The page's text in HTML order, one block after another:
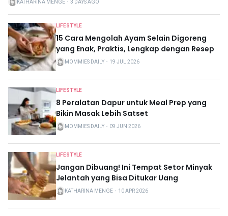
KATHARINA MENGE ・ 3 DAYS AGO
LIFESTYLE
15 Cara Mengolah Ayam Selain Digoreng
yang Enak, Praktis, Lengkap dengan Resep
MOMMIES DAILY ・ 19 JUL 2026
LIFESTYLE
8 Peralatan Dapur untuk Meal Prep yang
Bikin Masak Lebih Satset
MOMMIES DAILY ・ 09 JUN 2026
LIFESTYLE
Jangan Dibuang! Ini Tempat Setor Minyak
Jelantah yang Bisa Ditukar Uang
KATHARINA MENGE ・ 10 APR 2026